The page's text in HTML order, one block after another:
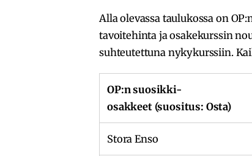
Alla olevassa taulukossa on
tavoitehinta ja osakekurssin
suhteutettuna nykykurssiin.
OP:n suosikki-
osakkeet (suositus: Osta)
Stora Enso